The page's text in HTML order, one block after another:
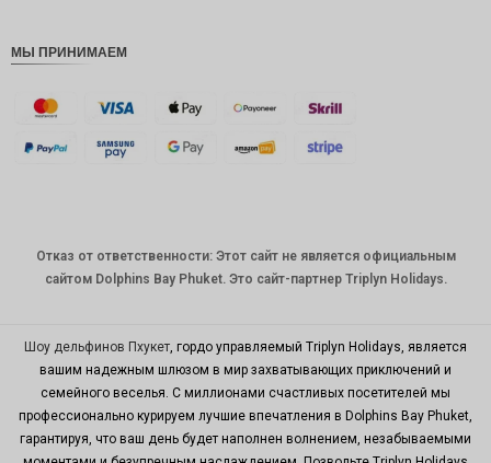
крона
САПР
корейск
ая вона
китайски
й юань
МЫ ПРИНИМАЕМ
Отказ от ответственности: Этот сайт не является официальным
сайтом Dolphins Bay Phuket. Это сайт-партнер Triplyn Holidays.
Шоу дельфинов Пхукет , гордо управляемый Triplyn Holidays, является
вашим надежным шлюзом в мир захватывающих приключений и
семейного веселья. С миллионами счастливых посетителей мы
профессионально курируем лучшие впечатления в Dolphins Bay Phuket,
гарантируя, что ваш день будет наполнен волнением, незабываемыми